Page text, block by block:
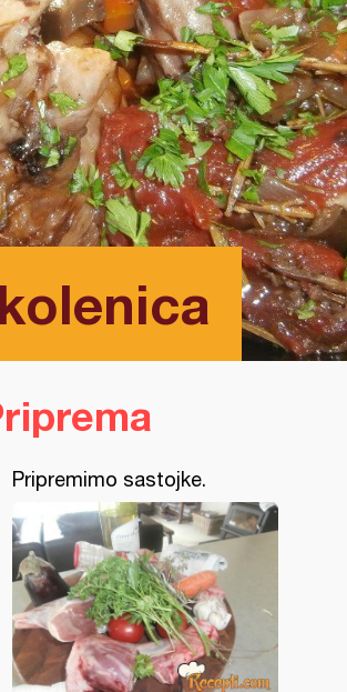
Pripremimo sastojke.